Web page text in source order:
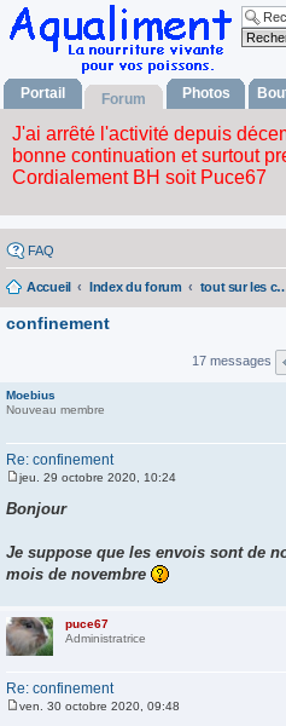
Portail Forum Photos
FAQ
Accueil Index du forum tout sur les
confinement
17 messages
Moebius
Nouveau membre
Re: confinement
M
s
g
e
jeu. 29 octobre 2020, 10:24
Bonjour
Je suppose que les envois sont de
mois de novembre
puce67
Administratrice
Re: confinement
ven. 30 octobre 2020, 09:48